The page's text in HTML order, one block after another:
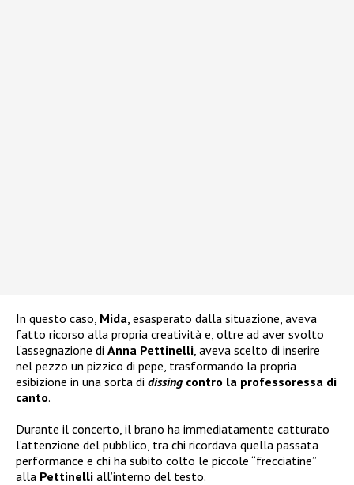
In questo caso, Mida , esasperato dalla situazione, aveva
fatto ricorso alla propria creatività e, oltre ad aver svolto
l’assegnazione di Anna Pettinelli , aveva scelto di inserire
nel pezzo un pizzico di pepe, trasformando la propria
esibizione in una sorta di dissing contro la professoressa di
canto.
Durante il concerto, il brano ha immediatamente catturato
l’attenzione del pubblico, tra chi ricordava quella passata
performance e chi ha subito colto le piccole “frecciatine”
alla Pettinelli all’interno del testo.